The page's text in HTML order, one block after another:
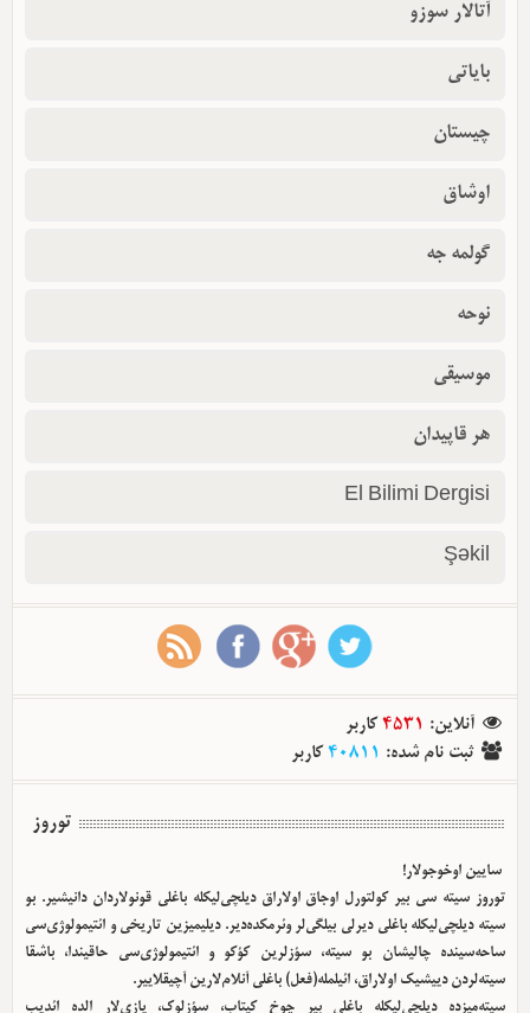
آتالار سوزو
بایاتی
چیستان
اوشاق
گولمه جه
نوحه
موسیقی
هر قاپیدان
El Bilimi Dergisi
Şəkil
آنلاین:
4531 کاربر
ثبت نام شده:
40811 کاربر
توروز
سایین اوخوجولار!
توروز سیته سی بیر کولتورل اوجاق اولا‌راق دیلچی‌لیکله باغلی قونولاردان دانیشیر. بو
سیته دیلچی‌لیکله باغلی دیرلی بیلگی‌لر وئرمکده‌دیر. دیلیمیزین تاریخی و ائتیمولوژی‌سی
ساحه‌سینده چالیشان بو سیته، سؤزلرین کؤکو و ائتیمولوژی‌سی حاقیندا، باشقا
سیته‌لردن دییشیک اولا‌راق، ائیلمله(فعل) باغلی آنلام‌لارین آچیقلاییر.
سیته‌میزده دیلچی‌لیکله باغلی بیر چوخ کیتاب، سؤزلوک، یازی‌لار الده ائدیب